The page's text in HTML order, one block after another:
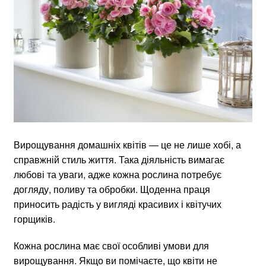
Вирощування домашніх квітів — це не лише хобі, а
справжній стиль життя. Така діяльність вимагає
любові та уваги, адже кожна рослина потребує
догляду, поливу та обробки. Щоденна праця
приносить радість у вигляді красивих і квітучих
горщиків.
Кожна рослина має свої особливі умови для
вирощування. Якщо ви помічаєте, що квіти не